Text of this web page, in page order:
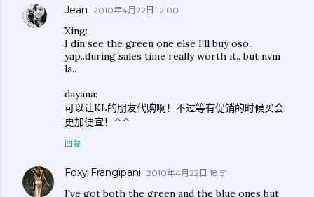
Jean 2010年4月22日 12:00
Xing:
I din see the green one else I'll buy oso..
yap..during sales time really worth it.. but nvm
la..
dayana:
可以让KL的朋友代购啊！不过等有促销的时候买会
更加便宜！^^
回复
Foxy Frangipani 2010年4月22日 18:51
I've got both the green and the blue ones but